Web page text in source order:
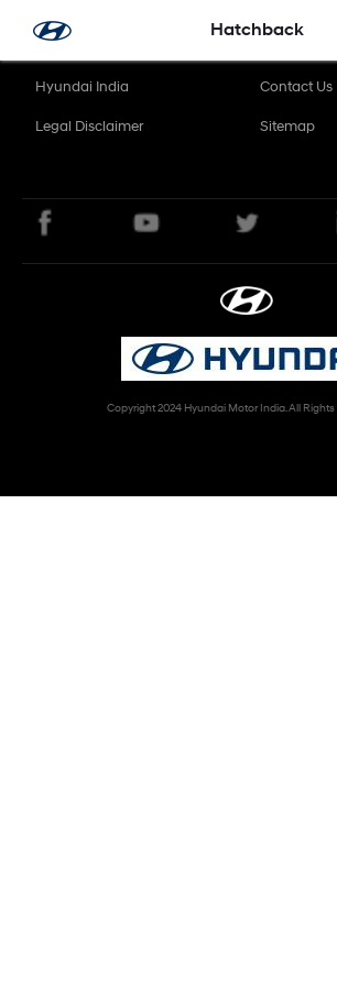
Overslaan en naar hoofdinhoud gaan
Hatchback
Hyundai India Contact Us
Legal Disclaimer Sitemap
Copyright 2024 Hyundai Motor India. All